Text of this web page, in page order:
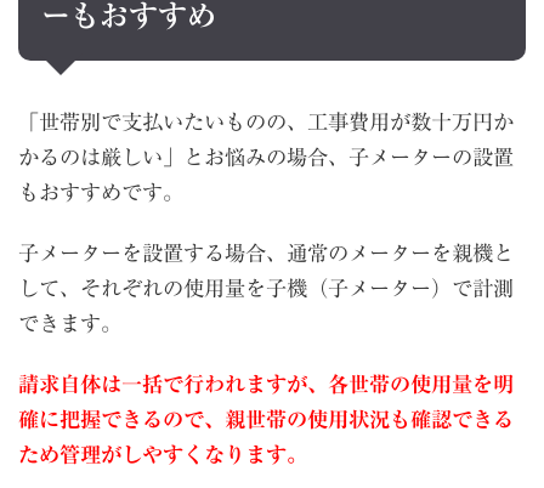
ーもおすすめ
「世帯別で支払いたいものの、工事費用が数十万円か
かるのは厳しい」とお悩みの場合、子メーターの設置
もおすすめです。
子メーターを設置する場合、通常のメーターを親機と
して、それぞれの使用量を子機（子メーター）で計測
できます。
請求自体は一括で行われますが、各世帯の使用量を明
確に把握できるので、親世帯の使用状況も確認できる
ため管理がしやすくなります。